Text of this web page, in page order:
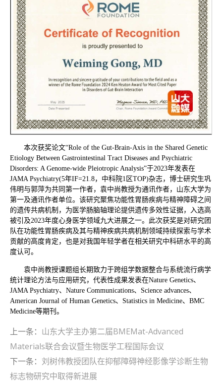
本次获奖论文“Role of the Gut-Brain-Axis in the Shared Genetic
Etiology Between Gastrointestinal Tract Diseases and Psychiatric
Disorders: A Genome-wide Pleiotropic Analysis”于2023年发表在
JAMA Psychiatry(5年IF=21.8，中科院1区TOP)杂志，博士研究生巩
伟明与郭萍为共同第一作者，袁中尚教授为通讯作者，山东大学为
第一及通讯作者单位。该研究聚焦功能性胃肠疾病与精神障碍之间
的遗传共病机制，为医学肠脑轴理论提供遗传多效性证据，入选高
被引及2023年度心身医学领域九大进展之一。此次获奖是对研究团
队在功能性胃肠疾病及其与精神疾病共病机制领域持续探索与学术
贡献的高度肯定，也是对我国年轻学者在相关研究中科研水平的高
度认可。
袁中尚教授课题组长期致力于跨组学数据整合与系统流行病学
统计理论方法与应用研究，代表性成果发表在Nature Genetics、
JAMA Psychiatry、Nature Communications、Science advances、
American Journal of Human Genetics、Statistics in Medicine、BMC
Medicine等期刊。
上一条： 山东大学主办第二届BMEMat-Advanced
Materials联合会议暨生物医学工程国际会议
下一条： 刘树伟教授团队在抑郁障碍神经影像学诊断生物
标志物研究中取得新进展